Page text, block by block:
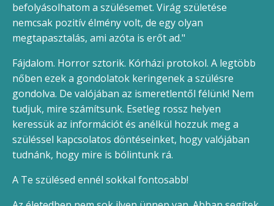
befolyásolhatom a szülésemet. Virág születése
nemcsak pozitív élmény volt, de egy olyan
megtapasztalás, ami azóta is erőt ad."
Fájdalom. Horror sztorik. Kórházi protokol. A legtöbb
nőben ezek a gondolatok keringenek a szülésre
gondolva. De valójában az ismeretlentől félünk! Nem
tudjuk, mire számítsunk. Esetleg rossz helyen
keressük az információt és anélkül hozzuk meg a
szüléssel kapcsolatos döntéseinket, hogy valójában
tudnánk, hogy mire is bólintunk rá.
A Te szülésed ennél sokkal fontosabb!